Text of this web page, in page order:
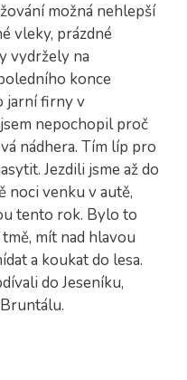
možná nehlepší
vleky, prázdné
vydržely na
konce
jarní firny v
nepochopil proč
nádhera. Tím líp pro
Jezdili jsme až do
noci venku v autě,
tento rok. Bylo to
mít nad hlavou
a koukat do lesa.
do Jeseníku,